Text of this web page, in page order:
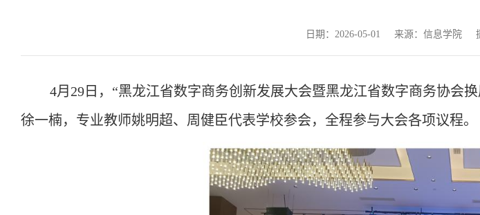
日期：2026-05-01 来源：信息学院
4月29日，“黑龙江省数字商务创新发展大会暨黑龙江省数字商务协会
徐一楠，专业教师姚明超、周健臣代表学校参会，全程参与大会各项议程。